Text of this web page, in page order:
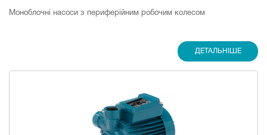
Моноблочні насоси з периферійним робочим колесом
ДЕТАЛЬНІШЕ